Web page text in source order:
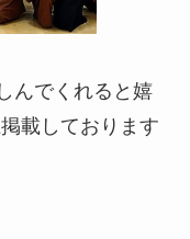
んでくれると嬉
載しております